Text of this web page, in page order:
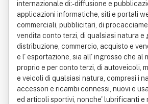
internazionale di:- diffusione e
applicazioni informatiche, siti e portali
commerciali, pubblicitari, di
vendita conto terzi, di qualsiasi natura e
distribuzione, commercio, acquisto e
e l' esportazione, sia all' ingrosso che al
proprio e per conto terzi, di autoveicoli,
e veicoli di qualsiasi natura, compresi i
accessori e ricambi connessi, nuovi e
ed articoli sportivi, nonche' lubrificanti e